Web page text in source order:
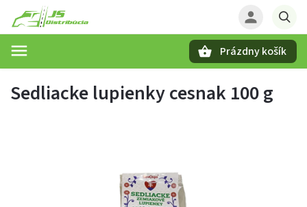
Prázdny košík
Sedliacke lupienky cesnak 100 g